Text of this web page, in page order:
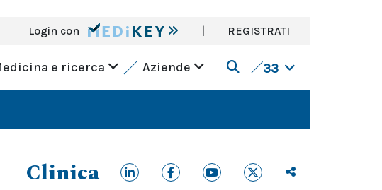
Login con | REGISTRATI
e ricerca Aziende 33
Clinica